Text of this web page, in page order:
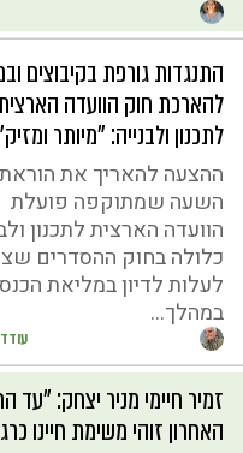
התנגדות גורפת בקיבוצים
להארכת חוק הוועדה
לתכנון ולבנייה: "מיותר
ההצעה להאריך את הוראת
השעה שמתוקפה פועלת
הוועדה הארצית לתכנון
כלולה בחוק ההסדרים
לעלות לדיון במליאת
במהלך...
זמיר חיימי מניר יצחק: "עד
האחרון זוהי משימת חיינו